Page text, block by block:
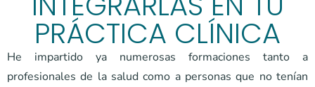
PRÁCTICA CLÍNICA
He impartido ya numerosas formaciones tanto a
profesionales de la salud como a personas que no tenían